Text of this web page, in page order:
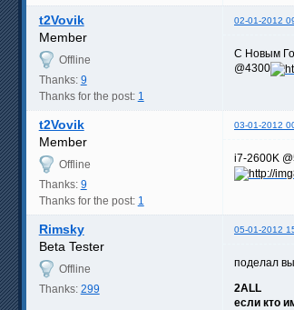
t2Vovik 02-01-2012
Member
Offline
Thanks: 9
Thanks for the post: 1
С Новым
@4300
t2Vovik 03-01-2012
Member
Offline
Thanks: 9
Thanks for the post: 1
i7-2600K
Rimsky 05-01-2012
Beta Tester
Offline
Thanks: 299
поделал
2ALL
если кто